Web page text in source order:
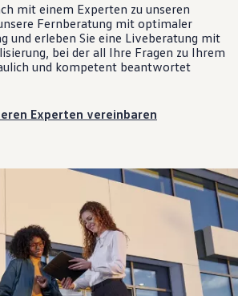
mit einem Experten zu unseren
Fernberatung mit optimaler
und erleben Sie eine Liveberatung mit
bei der all Ihre Fragen zu Ihrem
und kompetent beantwortet
Experten vereinbaren